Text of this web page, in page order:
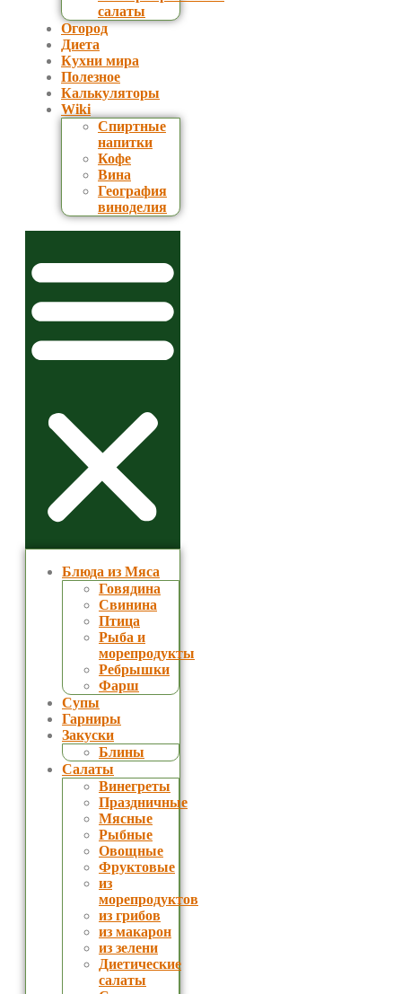
салаты
Огород
Диета
Кухни мира
Полезное
Калькуляторы
Wiki
Спиртные
напитки
Кофе
Вина
География
виноделия
Блюда из Мяса
Говядина
Свинина
Птица
Рыба и
морепродукты
Ребрышки
Фарш
Супы
Гарниры
Закуски
Блины
Салаты
Винегреты
Праздничные
Мясные
Рыбные
Овощные
Фруктовые
из
морепродуктов
из грибов
из макарон
из зелени
Диетические
салаты